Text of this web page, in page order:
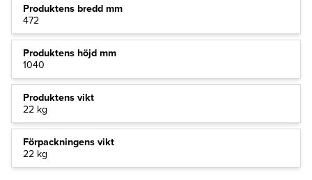
Produktens bredd mm
472
Produktens höjd mm
1040
Produktens vikt
22 kg
Förpackningens vikt
22 kg